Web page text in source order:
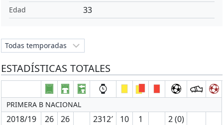
Edad 33
ESTADÍSTICAS TOTALES
PRIMERA B NACIONAL
2018/19 26 26 2312′ 10 1
2 (0)